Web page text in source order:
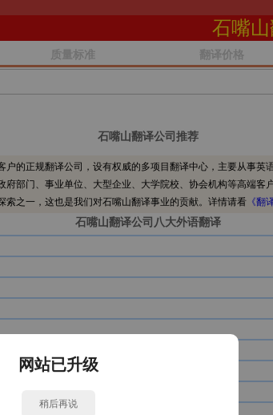
石嘴山
质量标准 翻译价格
石嘴山翻译公司推荐
的正规翻译公司，设有权威的多项目翻译中心，主要从事
部门、事业单位、大型企业、大学院校、协会机构等高端
之一，这也是我们对石嘴山翻译事业的贡献。详情请看 《翻
石嘴山翻译公司八大外语翻译
网站已升级
稍后再说